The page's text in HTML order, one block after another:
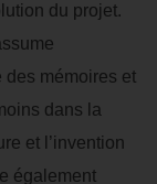
du projet.
des mémoires et
dans la
et l’invention
également